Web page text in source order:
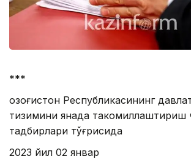
***
Қозоғистон Республикасининг
тизимини янада такомиллаштириш
тадбирлари тўғрисида
2023 йил 02 январ